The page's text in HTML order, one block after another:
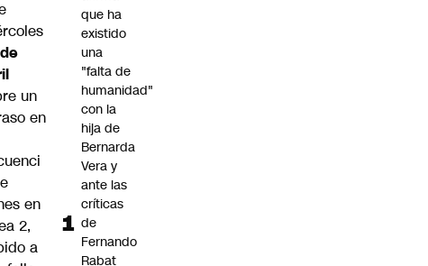
un
en
en
2,
a
que ha
existido
una
"falta de
humanidad"
con la
hija de
Bernarda
Vera y
ante las
críticas
de
Fernando
Rabat